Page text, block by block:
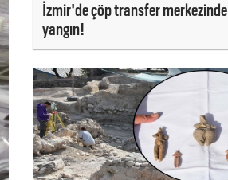
İzmir'de çöp transfer merkezinde
yangın!